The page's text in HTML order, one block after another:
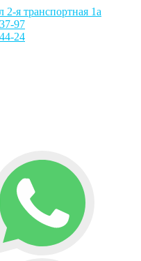
2-я транспортная 1а
97
24